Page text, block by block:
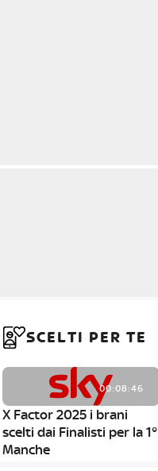
SCELTI PER TE
00:08:46
X Factor 2025 i brani
scelti dai Finalisti per la 1°
Manche